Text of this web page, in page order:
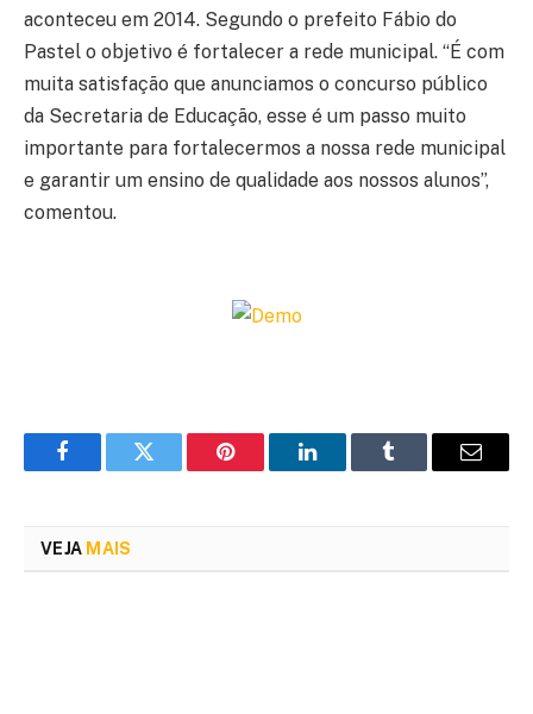
aconteceu em 2014. Segundo o prefeito Fábio do
Pastel o objetivo é fortalecer a rede municipal. “É com
muita satisfação que anunciamos o concurso público
da Secretaria de Educação, esse é um passo muito
importante para fortalecermos a nossa rede municipal
e garantir um ensino de qualidade aos nossos alunos”,
comentou.
FacebookTwitter Pinterest LinkedInTumblr Email
VEJA MAIS